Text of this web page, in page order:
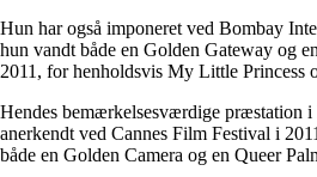
Hun har også imponeret ved Bombay
hun vandt både en Golden Gateway og
2011, for henholdsvis My Little Princess
Hendes bemærkelsesværdige præstation
anerkendt ved Cannes Film Festival i
både en Golden Camera og en Queer